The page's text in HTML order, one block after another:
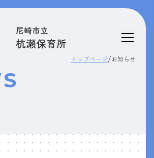
尼崎市立
杭瀬保育所
トップページ/ お知らせ